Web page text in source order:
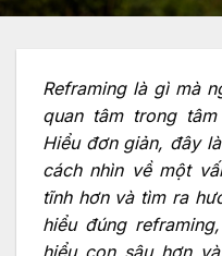
Reframing là gì mà
quan tâm trong
Hiểu đơn giản, đây
cách nhìn về một
tĩnh hơn và tìm ra
hiểu đúng
hiểu con sâu hơn